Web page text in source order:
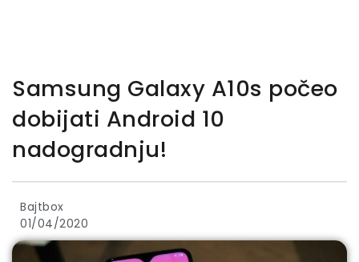
Samsung Galaxy A10s počeo
dobijati Android 10
nadogradnju!
Bajtbox
01/04/2020